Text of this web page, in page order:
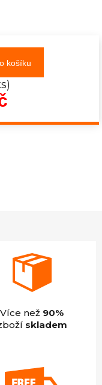
košíku
Měrná
Více než 90%
skladem